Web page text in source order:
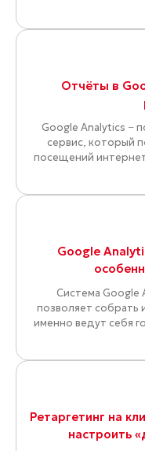
Отчёты в
Google Analytics −
сервис, который
посещений
Google
Система Google
позволяет собрать
именно ведут себя
Ретаргетинг на
настроить